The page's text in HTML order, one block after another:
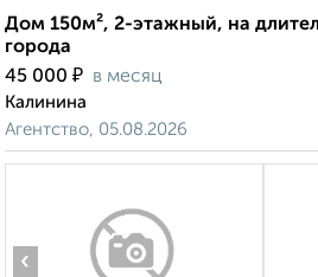
Дом 150м², 2-этажный, на
города
45 000 ₽ в месяц
Калинина
Агентство, 05.08.2026
‹